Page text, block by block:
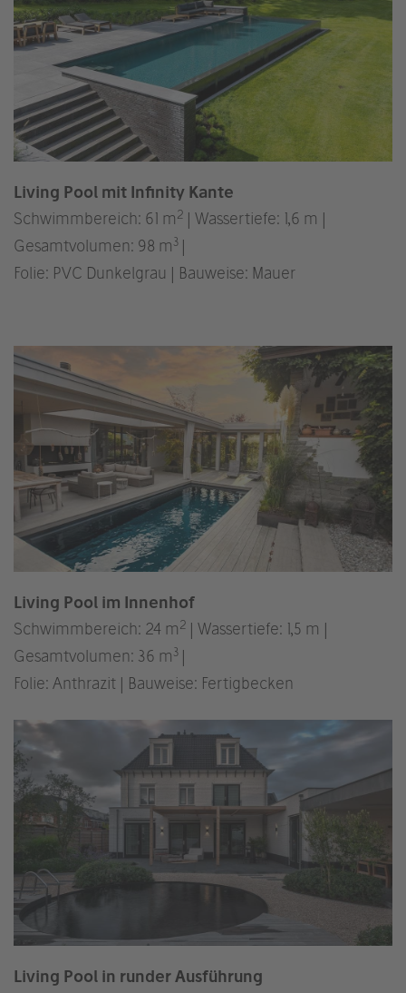
Living Pool mit Infinity Kante
Schwimmbereich: 61 m2 | Wassertiefe: 1,6 m |
Gesamtvolumen: 98 m3 |
Folie: PVC Dunkelgrau | Bauweise: Mauer
Living Pool im Innenhof
Schwimmbereich: 24 m2 | Wassertiefe: 1,5 m |
Gesamtvolumen: 36 m3 |
Folie: Anthrazit | Bauweise: Fertigbecken
Living Pool in runder Ausführung